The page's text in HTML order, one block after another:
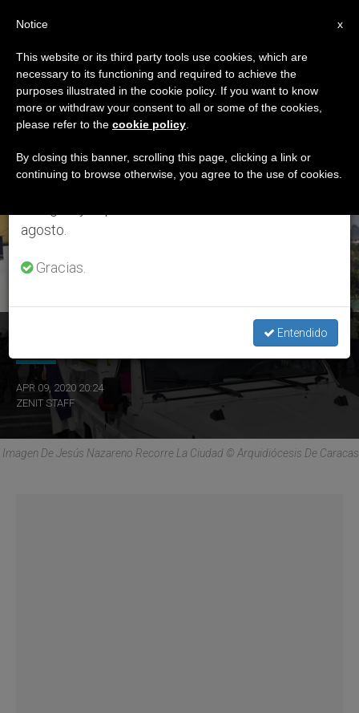
ETIQUETA
Posts Tagged ‘traición
De Judas A Jesús’
ÚLTIMAS NOTICIAS
Venezuela: Jesús Nazareno sale al encuentro de su pueblo
APR 09, 2020 20:24
ZENIT STAFF
Imagen De Jesús Nazareno Recorre La Ciudad © Arquidiócesis De Caracas
×
Aviso importante
Del 27 de julio al 7 de agosto haremos la pausa
anual, aprovechando que en el periodo de verano
se generan menos informaciones y también el
agosto.
Gracias.
Entendido
x
Notice
This website or its third party tools use cookies, which are
necessary to its functioning and required to achieve the
purposes illustrated in the cookie policy. If you want to know
more or withdraw your consent to all or some of the cookies,
please refer to the cookie policy
By closing this banner, scrolling this page, clicking a link or
continuing to browse otherwise, you agree to the use of cookies.